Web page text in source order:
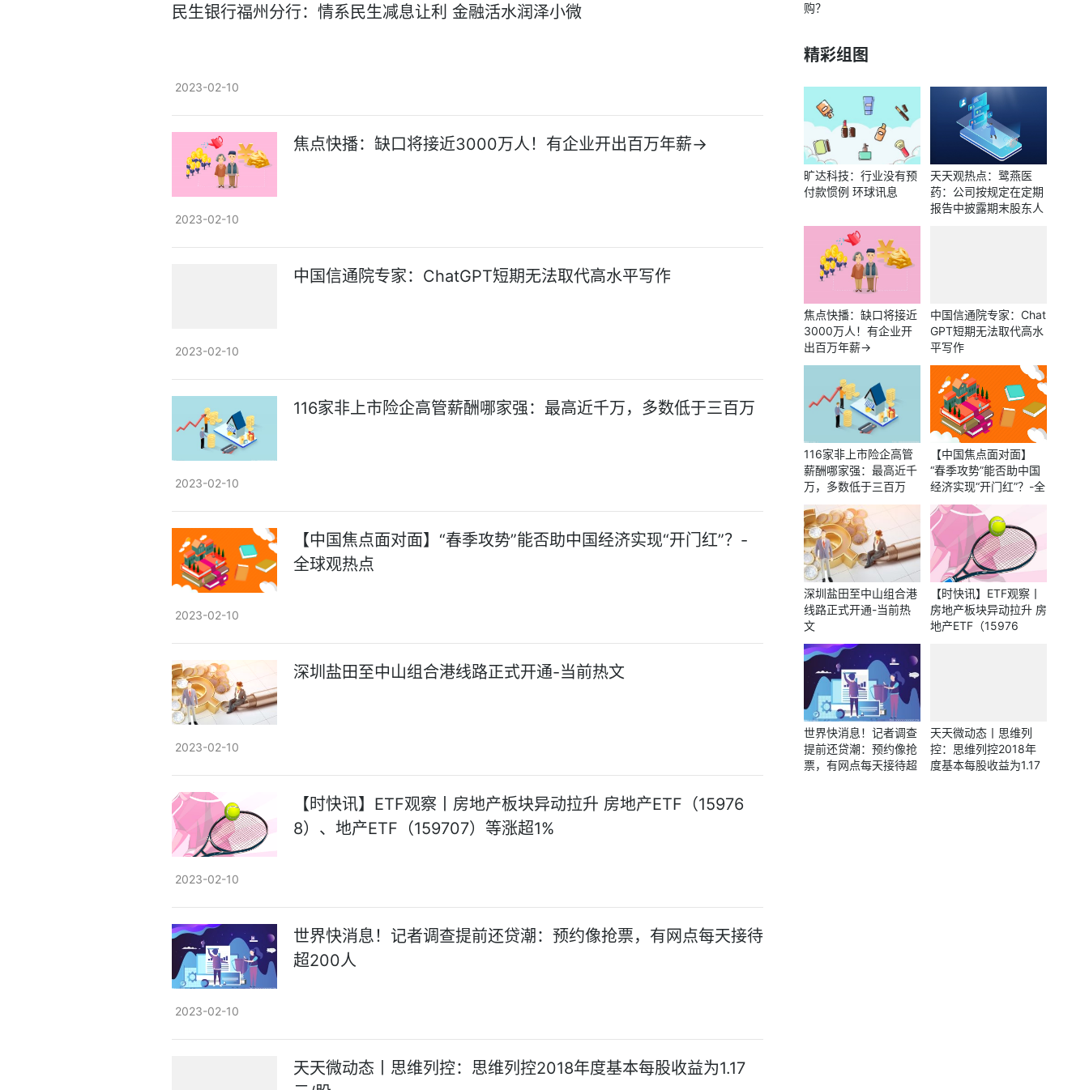
民生银行福州分行：情系民生减息让利 金融活水润泽小微
2023-02-10
焦点快播：缺口将接近3000万人！有企业开出百万年薪→
2023-02-10
中国信通院专家：ChatGPT短期无法取代高水平写作
2023-02-10
116家非上市险企高管薪酬哪家强：最高近千万，多数低于三百万
2023-02-10
【中国焦点面对面】“春季攻势”能否助中国经济实现“开门红”？-
全球观热点
2023-02-10
深圳盐田至中山组合港线路正式开通-当前热文
2023-02-10
【时快讯】ETF观察丨房地产板块异动拉升 房地产ETF（15976
8）、地产ETF（159707）等涨超1%
2023-02-10
世界快消息！记者调查提前还贷潮：预约像抢票，有网点每天接待
超200人
2023-02-10
天天微动态丨思维列控：思维列控2018年度基本每股收益为1.17
购？
精彩组图
旷达科技：行业没有预
付款惯例 环球讯息
天天观热点：鹭燕医
药：公司按规定在定期
报告中披露期末股东人
焦点快播：缺口将接近
3000万人！有企业开
出百万年薪→
中国信通院专家：Chat
GPT短期无法取代高水
平写作
116家非上市险企高管
薪酬哪家强：最高近千
万，多数低于三百万
【中国焦点面对面】
“春季攻势”能否助中国
经济实现“开门红”？-全
球观热点
深圳盐田至中山组合港
线路正式开通-当前热
文
【时快讯】ETF观察丨
房地产板块异动拉升 房
地产ETF（15976
世界快消息！记者调查
提前还贷潮：预约像抢
票，有网点每天接待超
天天微动态丨思维列
控：思维列控2018年
度基本每股收益为1.17